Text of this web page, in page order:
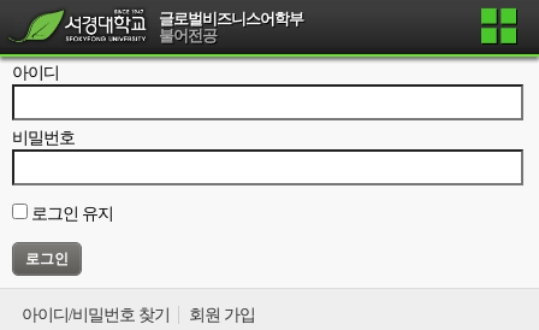
글로벌비즈니스어학부
불어전공
회원 가입을 하실 수 없습니다.
아이디
비밀번호
로그인 유지
아이디/비밀번호 찾기 회원 가입